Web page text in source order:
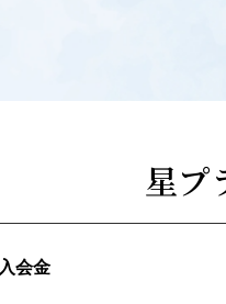
星プ
入会金